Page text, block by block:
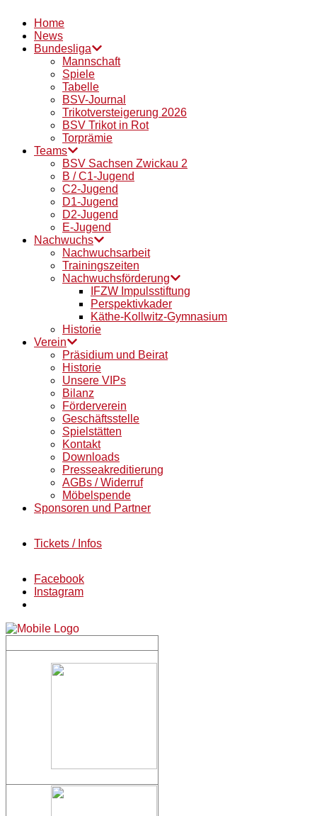
Home
News
Bundesliga
Mannschaft
Spiele
Tabelle
BSV-Journal
Trikotversteigerung 2026
BSV Trikot in Rot
Torprämie
Teams
BSV Sachsen Zwickau 2
B / C1-Jugend
C2-Jugend
D1-Jugend
D2-Jugend
E-Jugend
Nachwuchs
Nachwuchsarbeit
Trainingszeiten
Nachwuchsförderung
IFZW Impulsstiftung
Perspektivkader
Käthe-Kollwitz-Gymnasium
Historie
Verein
Präsidium und Beirat
Historie
Unsere VIPs
Bilanz
Förderverein
Geschäftsstelle
Spielstätten
Kontakt
Downloads
Presseakreditierung
AGBs / Widerruf
Möbelspende
Sponsoren und Partner
Tickets / Infos
Facebook
Instagram